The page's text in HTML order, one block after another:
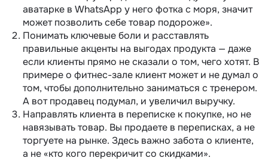
аватарке в WhatsApp у него фотка с моря, значит
может позволить себе товар подороже».
Понимать ключевые боли и расставлять
правильные акценты на выгодах продукта — даже
если клиенты прямо не сказали о том, чего хотят. В
примере о фитнес-зале клиент может и не думал о
том, чтобы дополнительно заниматься с тренером.
А вот продавец подумал, и увеличил выручку.
Направлять клиента в переписке к покупке, но не
навязывать товар. Вы продаете в переписках, а не
торгуете на рынке. Здесь важно забота о клиенте,
а не «кто кого перекричит со скидками».